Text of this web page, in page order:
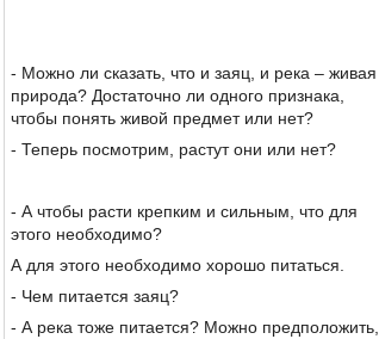
- Можно ли сказать, что и заяц, и река – живая
природа? Достаточно ли одного признака,
чтобы понять живой предмет или нет?
- Теперь посмотрим, растут они или нет?
- А чтобы расти крепким и сильным, что для
этого необходимо?
А для этого необходимо хорошо питаться.
- Чем питается заяц?
- А река тоже питается? Можно предположить,